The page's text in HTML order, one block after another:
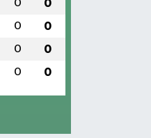
0 0
0 0
0 0
0 0